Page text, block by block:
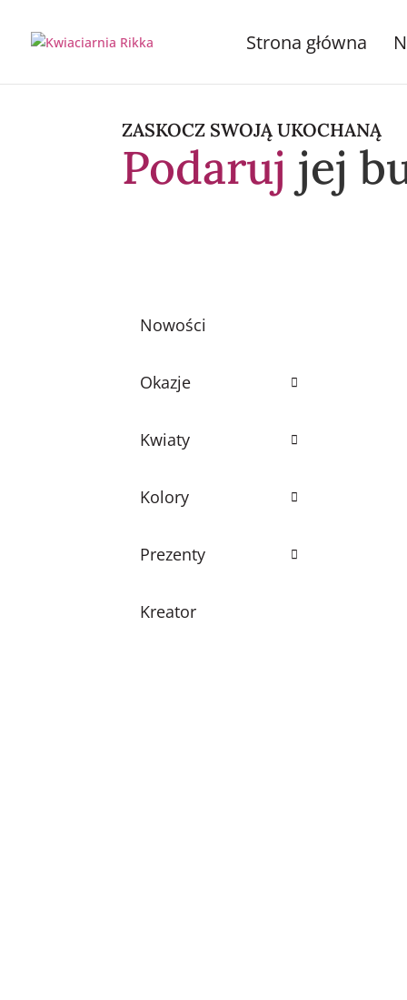
Strona główna
ZASKOCZ SWOJĄ UKOCHANĄ
Podaruj jej
Nowości
Okazje
Kwiaty
Kolory
Prezenty
Kreator